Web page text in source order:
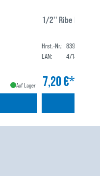
Auf Lager
1/2'' Ribe
Hrst.-Nr.: 83906205
EAN:
7,20 €*